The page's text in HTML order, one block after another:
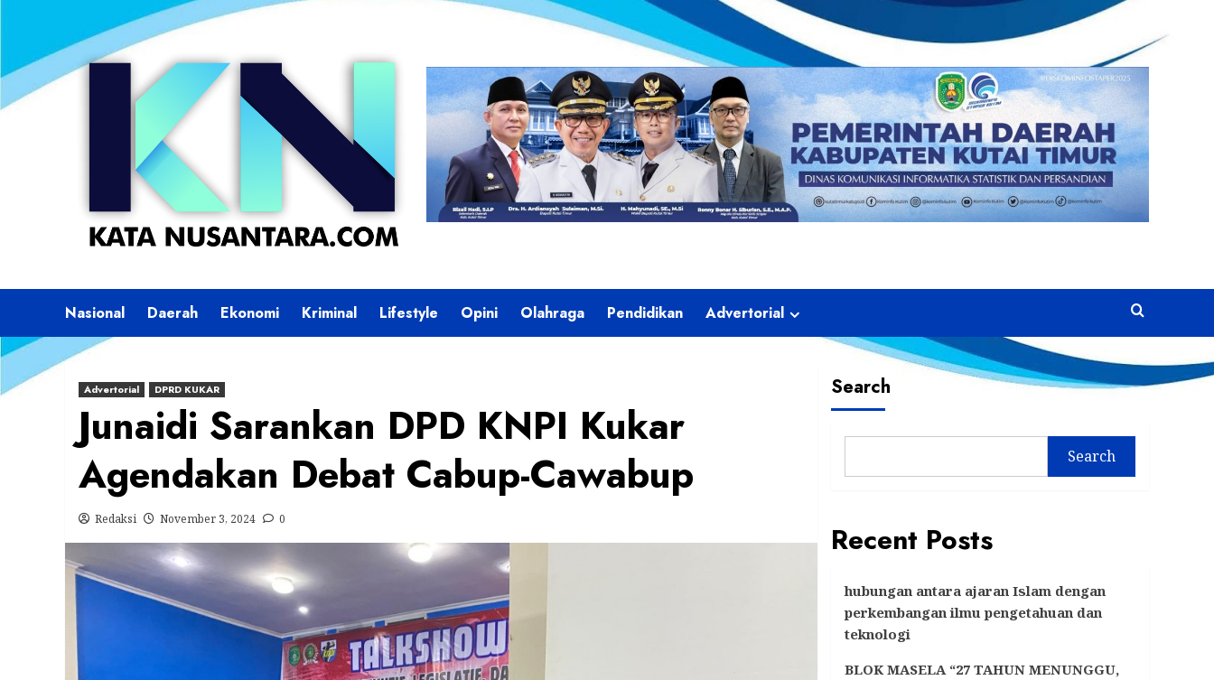
content
Nasional Daerah Ekonomi Kriminal Lifestyle Opini Olahraga Pendidikan Advertorial
Advertorial DPRD KUKAR
Junaidi Sarankan DPD KNPI Kukar
Agendakan Debat Cabup-Cawabup
Redaksi November 3, 2024 0
Search
Search
Recent Posts
hubungan antara ajaran Islam dengan
perkembangan ilmu pengetahuan dan
teknologi
BLOK MASELA “27 TAHUN MENUNGGU,